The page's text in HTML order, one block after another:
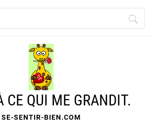
CE QUI ME GRANDIT.
SE-SENTIR-BIEN.COM